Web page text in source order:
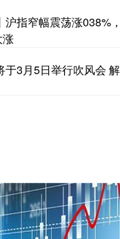
沪指窄幅震荡涨038%
涨
于3月5日举行吹风会